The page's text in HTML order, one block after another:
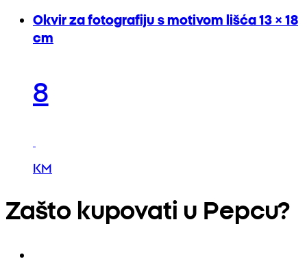
Okvir za fotografiju s motivom lišća 13 × 18
cm
8
KM
Zašto kupovati u Pepcu?